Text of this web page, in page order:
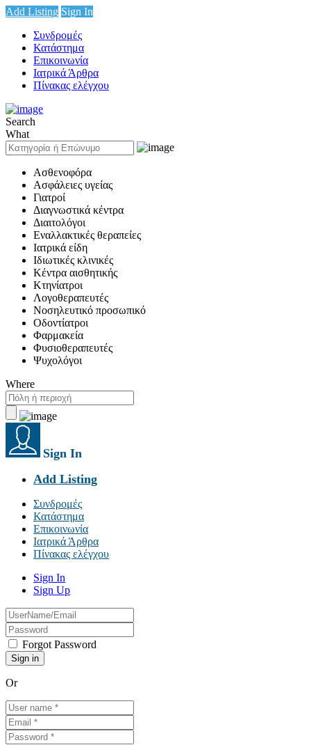
Add Listing Sign In
Συνδρομές
Κατάστημα
Επικοινωνία
Ιατρικά Άρθρα
Πίνακας ελέγχου
Search
What
Ασθενοφόρα
Ασφάλειες υγείας
Γιατροί
Διαγνωστικά κέντρα
Διαιτολόγοι
Εναλλακτικές θεραπείες
Ιατρικά είδη
Ιδιωτικές κλινικές
Κέντρα αισθητικής
Κτηνίατροι
Λογοθεραπευτές
Νοσηλευτικό προσωπικό
Οδοντίατροι
Φαρμακεία
Φυσιοθεραπευτές
Ψυχολόγοι
Where
Sign In
Add Listing
Συνδρομές
Κατάστημα
Επικοινωνία
Ιατρικά Άρθρα
Πίνακας ελέγχου
Sign In
Sign Up
Forgot Password
Or